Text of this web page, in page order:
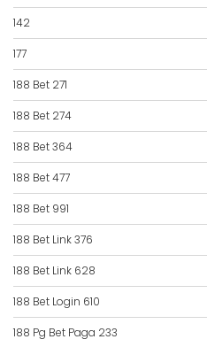
142
177
188 Bet 271
188 Bet 274
188 Bet 364
188 Bet 477
188 Bet 991
188 Bet Link 376
188 Bet Link 628
188 Bet Login 610
188 Pg Bet Paga 233